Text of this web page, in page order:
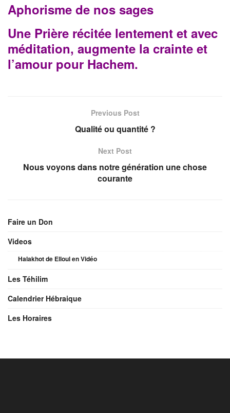
Aphorisme de nos sages
Une Prière récitée lentement et avec
méditation, augmente la crainte et
l’amour pour Hachem.
Previous Post
Qualité ou quantité ?
Next Post
Nous voyons dans notre génération une chose
courante
Faire un Don
Videos
Halakhot de Elloul en Vidéo
Les Téhilim
Calendrier Hébraique
Les Horaires